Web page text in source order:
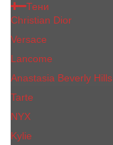
Тени
Christian Dior
Versace
Lancome
Anastasia Beverly Hills
Tarte
NYX
Kylie